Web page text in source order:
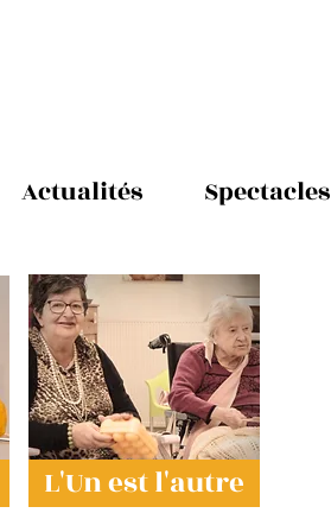
Actualités Spectacles
L'Un est l'autre